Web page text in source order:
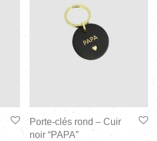
Porte-clés rond – Cuir
noir “PAPA”